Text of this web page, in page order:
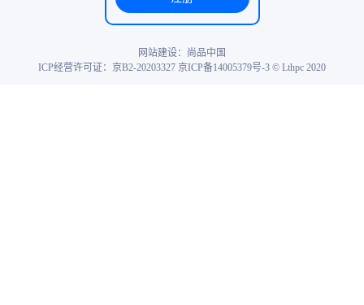
网站建设：尚品中国
ICP经营许可证：京B2-20203327 京ICP备14005379号-3 © Lthpc 2020